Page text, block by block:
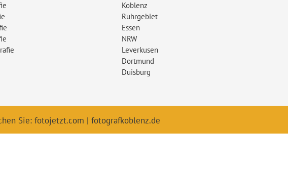
Koblenz
Ruhrgebiet
Essen
NRW
Leverkusen
Dortmund
Duisburg
Sie: fotojetzt.com | fotografkoblenz.de